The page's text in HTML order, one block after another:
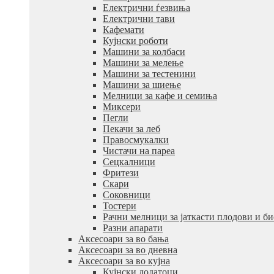
Електрични ѓезвиња
Електрични тави
Кафемати
Кујнски роботи
Машини за колбаси
Машини за мелење
Машини за тестенини
Машини за шиење
Мелници за кафе и семиња
Миксери
Пегли
Пекачи за леб
Правосмукалки
Чистачи на пареа
Сецкалници
Фритези
Скари
Соковници
Тостери
Рачни мелници за јаткасти плодови и
Разни апарати
Аксесоари за во бања
Аксесоари за во дневна
Аксесоари за во кујна
Кујнски додатоци